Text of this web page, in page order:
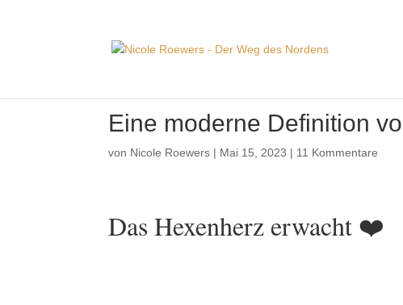
Eine moderne Definition
von Nicole Roewers | Mai 15, 2023 | 11 Kommentare
Das Hexenherz erwacht ❤️